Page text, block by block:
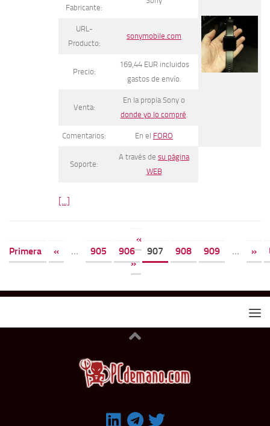
Fabricante:
URL-
Producto:
sonymobile.com
Precio:
169,44 EUR incluidos
gastos de envío.
Venta:
En la propia Sony o
donde yo lo compré
Comentarios: En el FORO
Soporte:
A través de su página
WEB
[...]
«
Primera
« ... 905 906 907 908 909 ... »
»